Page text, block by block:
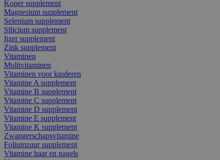
Koper supplement
Magnesium supplement
Selenium supplement
Silicium supplement
Ijzer supplement
Zink supplement
Vitaminen
Multivitaminen
Vitaminen voor kinderen
Vitamine A supplement
Vitamine B supplement
Vitamine C supplement
Vitamine D supplement
Vitamine E supplement
Vitamine K supplement
Zwangerschapsvitamine
Foliumzuur supplement
Vitamine haar en nagels